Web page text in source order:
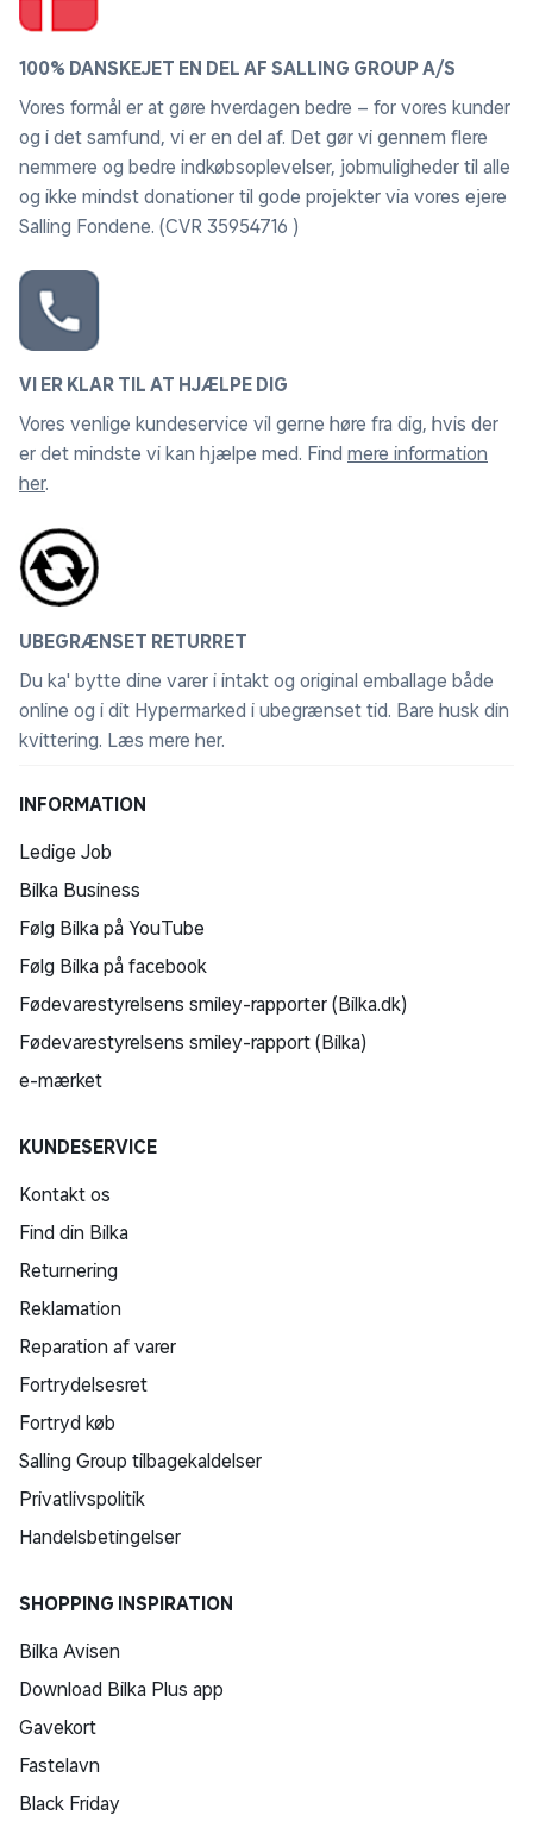
100% DANSKEJET EN DEL AF SALLING GROUP A/S
Vores formål er at gøre hverdagen bedre – for vores kunder
og i det samfund, vi er en del af. Det gør vi gennem flere
nemmere og bedre indkøbsoplevelser, jobmuligheder til alle
og ikke mindst donationer til gode projekter via vores ejere
Salling Fondene. (CVR 35954716 )
VI ER KLAR TIL AT HJÆLPE DIG
Vores venlige kundeservice vil gerne høre fra dig, hvis der
er det mindste vi kan hjælpe med. Find mere information
her.
UBEGRÆNSET RETURRET
Du ka' bytte dine varer i intakt og original emballage både
online og i dit Hypermarked i ubegrænset tid. Bare husk din
kvittering. Læs mere her.
INFORMATION
Ledige Job
Bilka Business
Følg Bilka på YouTube
Følg Bilka på facebook
Fødevarestyrelsens smiley-rapporter (Bilka.dk)
Fødevarestyrelsens smiley-rapport (Bilka)
e-mærket
KUNDESERVICE
Kontakt os
Find din Bilka
Returnering
Reklamation
Reparation af varer
Fortrydelsesret
Fortryd køb
Salling Group tilbagekaldelser
Privatlivspolitik
Handelsbetingelser
SHOPPING INSPIRATION
Bilka Avisen
Download Bilka Plus app
Gavekort
Fastelavn
Black Friday